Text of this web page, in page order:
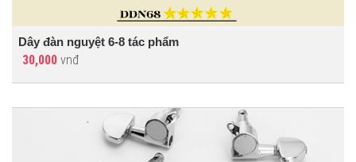
Dây đàn nguyệt 6-8 tác phẩm
30,000 vnđ